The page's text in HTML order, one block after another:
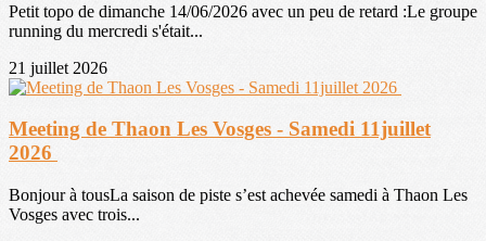
Petit topo de dimanche 14/06/2026 avec un peu de retard :Le groupe
running du mercredi s'était...
21 juillet 2026
Meeting de Thaon Les Vosges - Samedi 11juillet
2026
Bonjour à tousLa saison de piste s’est achevée samedi à Thaon Les
Vosges avec trois...